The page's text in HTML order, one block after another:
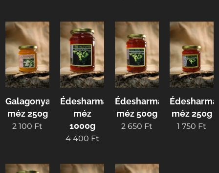
Galagonya
méz 250g
2 100 Ft
Édesharmat
méz
1000g
4 400 Ft
Édesharmat
méz 500g
2 650 Ft
méz 250g
1 750 Ft